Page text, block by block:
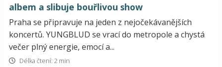
albem a slibuje bouřlivou show
Praha se připravuje na jeden z nejočekávanějších
koncertů. YUNGBLUD se vrací do metropole a chystá
večer plný energie, emocí a...
Délka čtení: 2 min